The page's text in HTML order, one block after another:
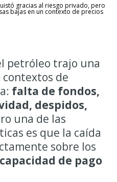
gracias al riesgo privado, pero
bajas en un contexto de precios
petróleo trajo una
de
falta de fondos,
despidos,
una de las
es que la caída
sobre los
de pago